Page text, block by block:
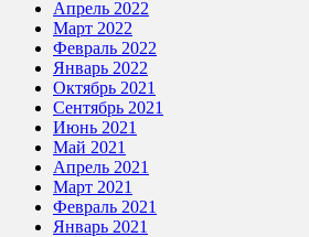
Апрель 2022
Март 2022
Февраль 2022
Январь 2022
Октябрь 2021
Сентябрь 2021
Июнь 2021
Май 2021
Апрель 2021
Март 2021
Февраль 2021
Январь 2021